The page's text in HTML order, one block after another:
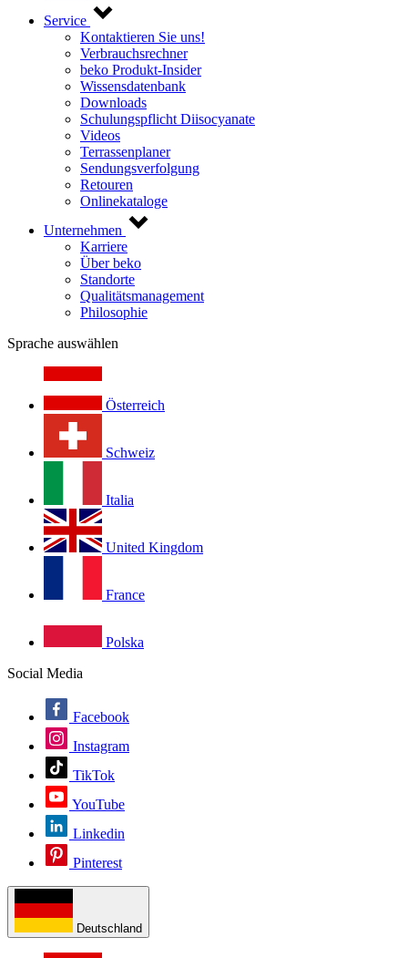
Service
Kontaktieren Sie uns!
Verbrauchsrechner
beko Produkt-Insider
Wissensdatenbank
Downloads
Schulungspflicht Diisocyanate
Videos
Terrassenplaner
Sendungsverfolgung
Retouren
Onlinekataloge
Unternehmen
Karriere
Über beko
Standorte
Qualitätsmanagement
Philosophie
Sprache auswählen
Österreich
Schweiz
Italia
United Kingdom
France
Polska
Social Media
Facebook
Instagram
TikTok
YouTube
Linkedin
Pinterest
Deutschland